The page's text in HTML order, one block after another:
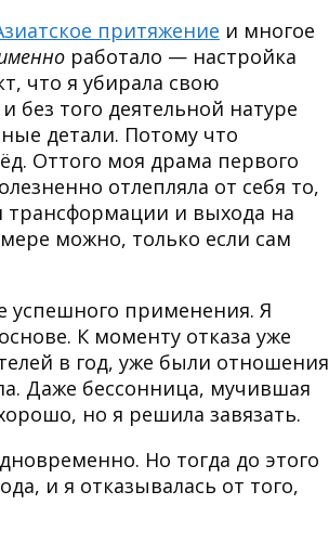
притяжение и многое
работало — настройка
что я убирала свою
без того деятельной натуре
детали. Потому что
Оттого моя драма первого
отлепляла от себя то,
трансформации и выхода на
можно, только если сам
успешного применения. Я
К моменту отказа уже
в год, уже были отношения
Даже бессонница, мучившая
но я решила завязать.
Но тогда до этого
и я отказывалась от того,